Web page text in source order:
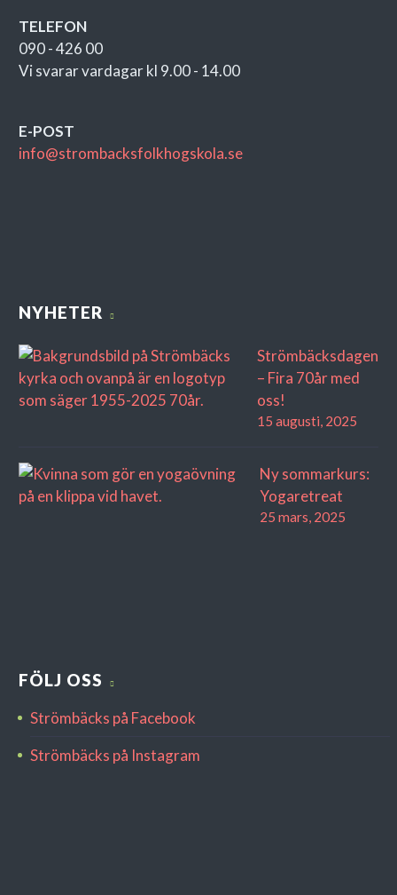
TELEFON
090 - 426 00
Vi svarar vardagar kl 9.00 - 14.00
E-POST
info@strombacksfolkhogskola.se
NYHETER
Strömbäcksdagen
– Fira 70år med
oss!
15 augusti, 2025
Ny sommarkurs:
Yogaretreat
25 mars, 2025
FÖLJ OSS
Strömbäcks på Facebook
Strömbäcks på Instagram